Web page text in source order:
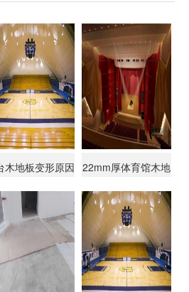
木地板变形原因 22mm厚体育馆木地